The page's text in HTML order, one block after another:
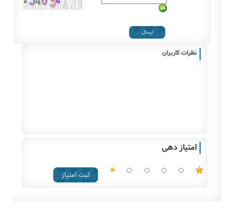
نظرات کاربران
امتیاز دهی